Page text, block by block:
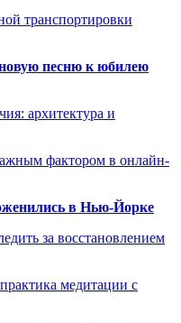
транспортировки
песню к юбилею
архитектура и
фактором в онлайн-
в Нью-Йорке
за восстановлением
медитации с